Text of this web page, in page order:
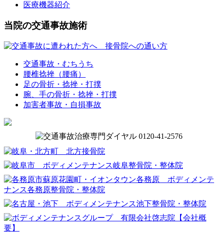
医療機器紹介
当院の交通事故施術
交通事故・むちうち
腰椎捻挫（腰痛）
足の骨折・捻挫・打撲
腕、手の骨折・捻挫・打撲
加害者事故・自損事故